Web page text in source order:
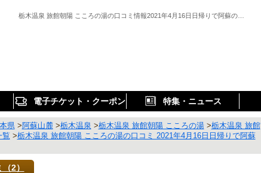
栃木温泉 旅館朝陽 こころの湯の口コミ情報2021年4月16日日帰りで阿蘇の…
電子チケット・クーポン 特集・ニュース
県>阿蘇山麓>栃木温泉 >栃木温泉 旅館朝陽 こころの湯>栃木温泉 旅館
覧 >栃木温泉 旅館朝陽 こころの湯の口コミ 2021年4月16日日帰りで阿蘇
2）